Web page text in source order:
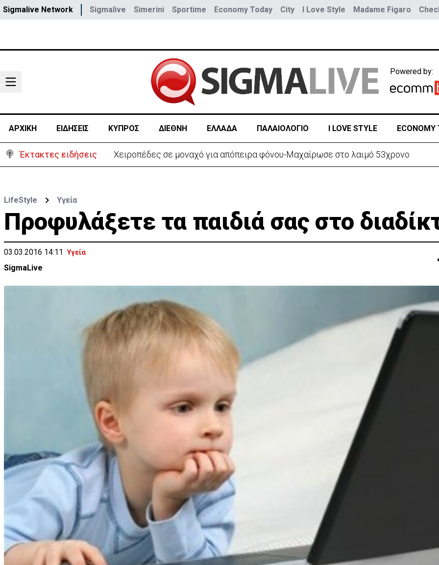
Sigmalive Network Sigmalive Simerini Sportime Economy Today City I Love Style Madame Figaro
Powered by:
ΑΡΧΙΚΗ ΕΙΔΗΣΕΙΣ ΚΥΠΡΟΣ ΔΙΕΘΝΗ ΕΛΛΑΔΑ ΠΑΛΑΙΟΛΟΓΙΟ I LOVE STYLE ECONOMY
Έκτακτες ειδήσεις Ιράν: Απορρίπτει τη συμφωνία Σ. Αραβίας, Τουρκίας, Πακιστάν-«Μόνο στα χαρτιά»
LifeStyle Υγεία
Προφυλάξετε τα παιδιά σας στο
03.03.2016 14:11 Υγεία
SigmaLive